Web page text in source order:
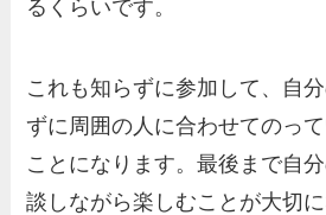
るくらいです。
これも知らずに参加して、自
ずに周囲の人に合わせてのっ
ことになります。最後まで自
談しながら楽しむことが大切に